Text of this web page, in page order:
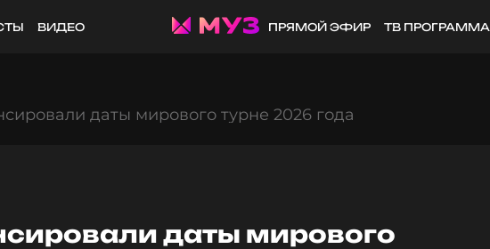
ВИДЕО ПРЯМОЙ ЭФИР ТВ ПРОГРАММА
даты мирового турне 2026 года
даты мирового